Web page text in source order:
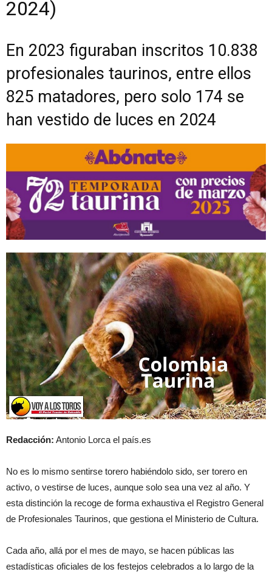
2024)
En 2023 figuraban inscritos 10.838
profesionales taurinos, entre ellos
825 matadores, pero solo 174 se
han vestido de luces en 2024
Redacción: Antonio Lorca el país.es
No es lo mismo sentirse torero habiéndolo sido, ser torero en
activo, o vestirse de luces, aunque solo sea una vez al año. Y
esta distinción la recoge de forma exhaustiva el Registro General
de Profesionales Taurinos, que gestiona el Ministerio de Cultura.
Cada año, allá por el mes de mayo, se hacen públicas las
estadísticas oficiales de los festejos celebrados a lo largo de la